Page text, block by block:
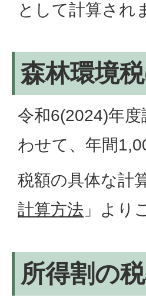
として計算され
森林環境
令和6(2024)年
わせて、年間
税額の具体な計
計算方法 」より
所得割の